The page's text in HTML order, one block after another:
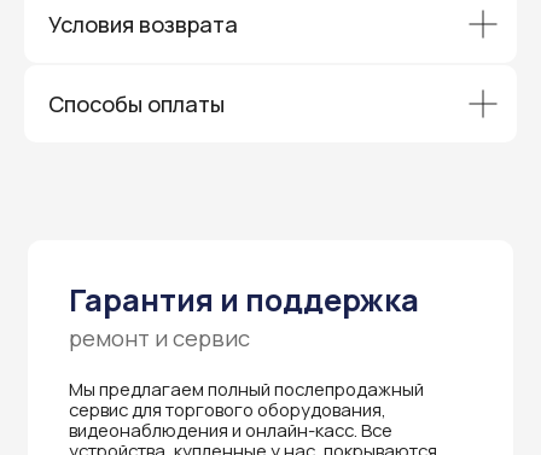
Условия возврата
Способы оплаты
быструю и эффективную коммуникацию с АСЦ,
чтобы ваш бизнес работал без перебоев.